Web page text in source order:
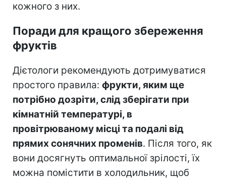
кожного з них.
Поради для кращого збереження
фруктів
Дієтологи рекомендують дотримуватися
простого правила: фрукти, яким ще
потрібно дозріти, слід зберігати при
кімнатній температурі, в
провітрюваному місці та подалі від
прямих сонячних променів. Після того, як
вони досягнуть оптимальної зрілості, їх
можна помістити в холодильник, щоб